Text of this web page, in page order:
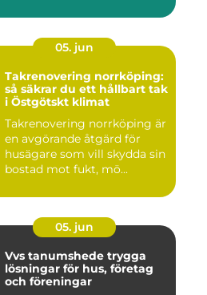
05. jun
Takrenovering norrköping:
så säkrar du ett hållbart tak
i Östgötskt klimat
Takrenovering norrköping är
en avgörande åtgärd för
husägare som vill skydda sin
bostad mot fukt, mö...
05. jun
Vvs tanumshede trygga
lösningar för hus, företag
och föreningar